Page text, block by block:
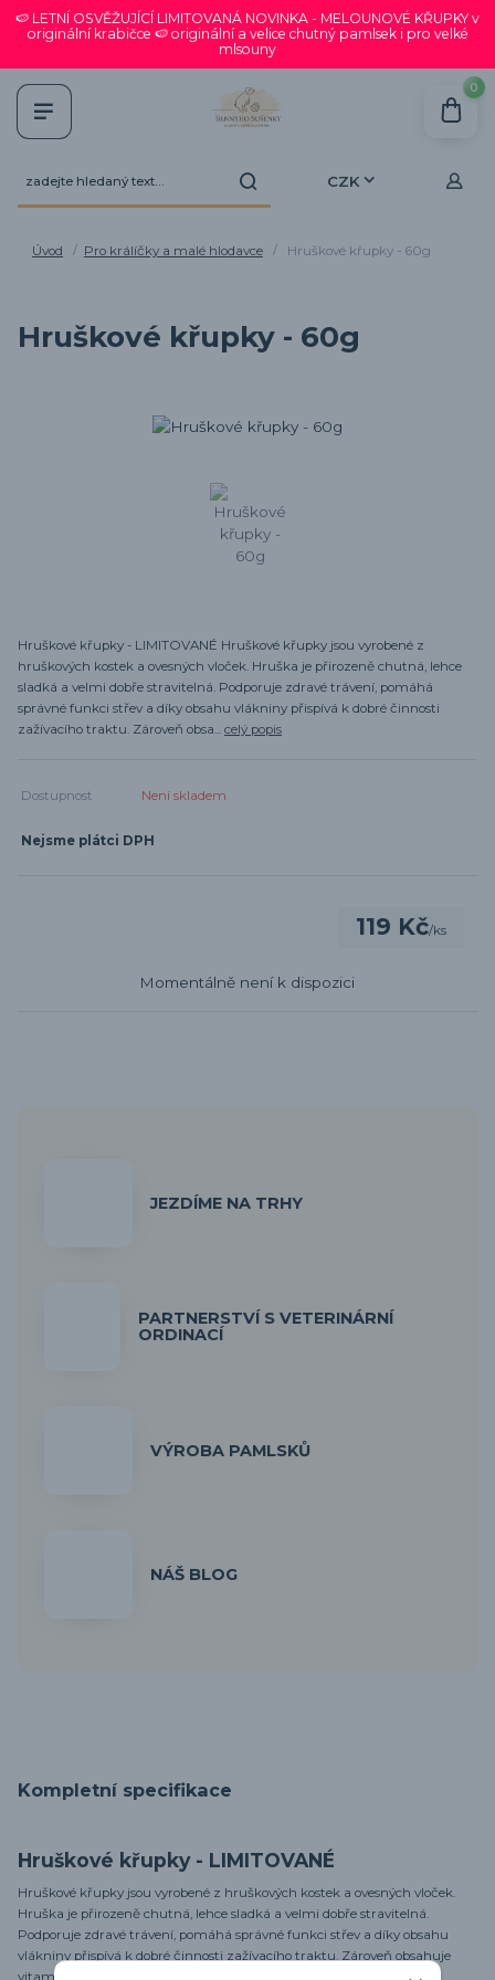
🍉 LETNÍ OSVĚŽUJÍCÍ LIMITOVANÁ NOVINKA - MELOUNOVÉ KŘUPKY v
originální krabičce 🍉 originální a velice chutný pamlsek i pro velké
mlsouny
CZK
0
Úvod Pro králíčky a malé hlodavce Hruškové křupky - 60g
Hruškové křupky - 60g
Hruškové křupky - LIMITOVANÉ Hruškové křupky jsou vyrobené z
hruškových kostek a ovesných vloček. Hruška je přirozeně chutná, lehce
sladká a velmi dobře stravitelná. Podporuje zdravé trávení, pomáhá
správné funkci střev a díky obsahu vlákniny přispívá k dobré činnosti
zažívacího traktu. Zároveň obsa... celý popis
Dostupnost Není skladem
Nejsme plátci DPH
119 Kč/ks
Momentálně není k dispozici
JEZDÍME NA TRHY
PARTNERSTVÍ S VETERINÁRNÍ
ORDINACÍ
VÝROBA PAMLSKŮ
NÁŠ BLOG
Kompletní specifikace
Hruškové křupky - LIMITOVANÉ
Hruškové křupky jsou vyrobené z hruškových kostek a ovesných vloček.
Hruška je přirozeně chutná, lehce sladká a velmi dobře stravitelná.
Podporuje zdravé trávení, pomáhá správné funkci střev a díky obsahu
vlákniny přispívá k dobré činnosti zažívacího traktu. Zároveň obsahuje
vitamíny C, K a skupiny B a minerály, jako je draslík, které podporují